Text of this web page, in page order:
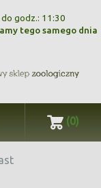
do godz.: 11:30
tego samego dnia
(0)